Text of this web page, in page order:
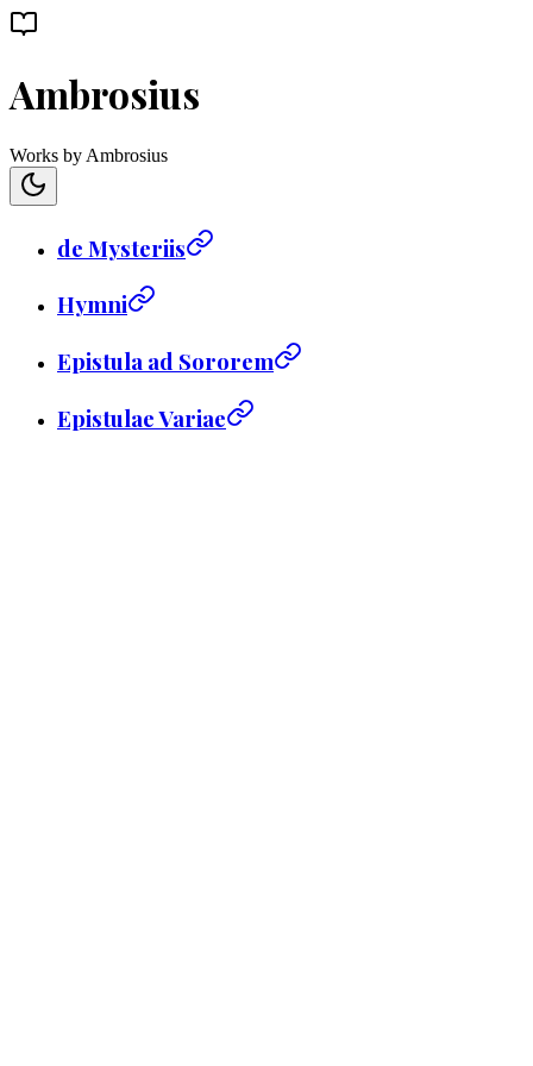
Ambrosius
Works by Ambrosius
de Mysteriis
Hymni
Epistula ad Sororem
Epistulae Variae